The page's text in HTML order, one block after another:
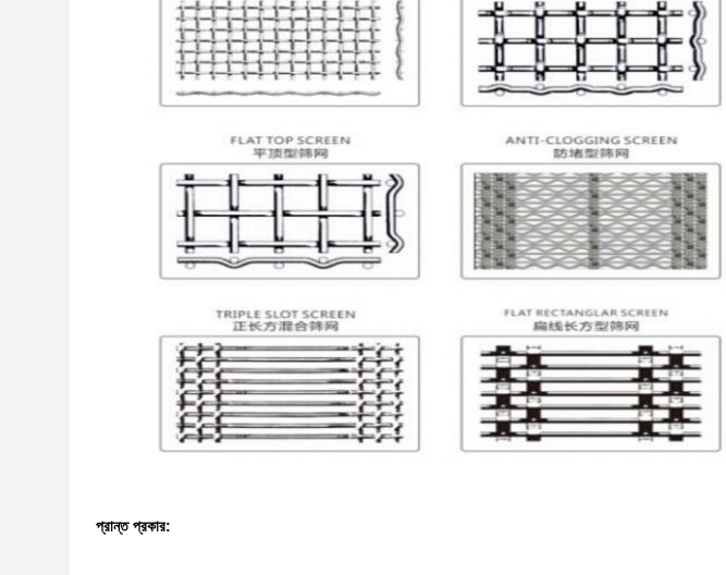
প্রান্ত প্রকার: